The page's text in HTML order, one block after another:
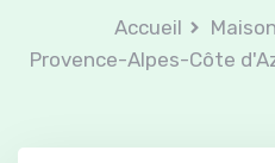
Accueil
Provence-Alpes-Côte